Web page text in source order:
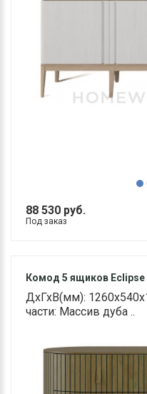
88 530 руб.
Под заказ
Комод 5 ящиков Eclipse
ДхГхВ(мм):
части: Массив дуба ..